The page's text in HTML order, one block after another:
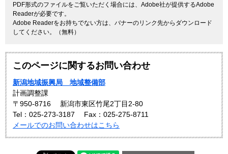
PDF形式のファイルをご覧いただく場合には、Adobe社が提供するAdobe
Readerが必要です。
Adobe Readerをお持ちでない方は、バナーのリンク先からダウンロード
してください。（無料）
このページに関するお問い合わせ
新潟地域振興局 地域整備部
計画調整課
〒950-8716
新潟市東区竹尾2丁目2-80
Tel：025-273-3187
Fax：025-275-8711
メールでのお問い合わせはこちら